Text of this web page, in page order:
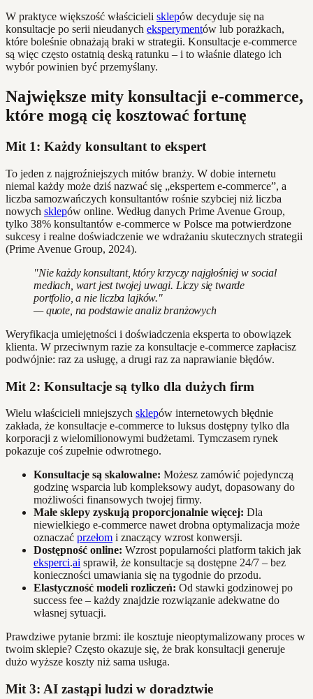
W praktyce większość właścicieli sklepów decyduje się na
konsultacje po serii nieudanych eksperymentów lub porażkach,
które boleśnie obnażają braki w strategii. Konsultacje e-commerce
są więc często ostatnią deską ratunku – i to właśnie dlatego ich
wybór powinien być przemyślany.
Największe mity konsultacji e-commerce,
które mogą cię kosztować fortunę
Mit 1: Każdy konsultant to ekspert
To jeden z najgroźniejszych mitów branży. W dobie internetu
niemal każdy może dziś nazwać się „ekspertem e-commerce”, a
liczba samozwańczych konsultantów rośnie szybciej niż liczba
nowych sklepów online. Według danych Prime Avenue Group,
tylko 38% konsultantów e-commerce w Polsce ma potwierdzone
sukcesy i realne doświadczenie we wdrażaniu skutecznych strategii
(Prime Avenue Group, 2024).
"Nie każdy konsultant, który krzyczy najgłośniej w social
mediach, wart jest twojej uwagi. Liczy się twarde
portfolio, a nie liczba lajków."
— quote, na podstawie analiz branżowych
Weryfikacja umiejętności i doświadczenia eksperta to obowiązek
klienta. W przeciwnym razie za konsultacje e-commerce zapłacisz
podwójnie: raz za usługę, a drugi raz za naprawianie błędów.
Mit 2: Konsultacje są tylko dla dużych firm
Wielu właścicieli mniejszych sklepów internetowych błędnie
zakłada, że konsultacje e-commerce to luksus dostępny tylko dla
korporacji z wielomilionowymi budżetami. Tymczasem rynek
pokazuje coś zupełnie odwrotnego.
Konsultacje są skalowalne: Możesz zamówić pojedynczą
godzinę wsparcia lub kompleksowy audyt, dopasowany do
możliwości finansowych twojej firmy.
Małe sklepy zyskują proporcjonalnie więcej: Dla
niewielkiego e-commerce nawet drobna optymalizacja może
oznaczać przełom i znaczący wzrost konwersji.
Dostępność online: Wzrost popularności platform takich jak
eksperci.ai sprawił, że konsultacje są dostępne 24/7 – bez
konieczności umawiania się na tygodnie do przodu.
Elastyczność modeli rozliczeń: Od stawki godzinowej po
success fee – każdy znajdzie rozwiązanie adekwatne do
własnej sytuacji.
Prawdziwe pytanie brzmi: ile kosztuje nieoptymalizowany proces w
twoim sklepie? Często okazuje się, że brak konsultacji generuje
dużo wyższe koszty niż sama usługa.
Mit 3: AI zastąpi ludzi w doradztwie